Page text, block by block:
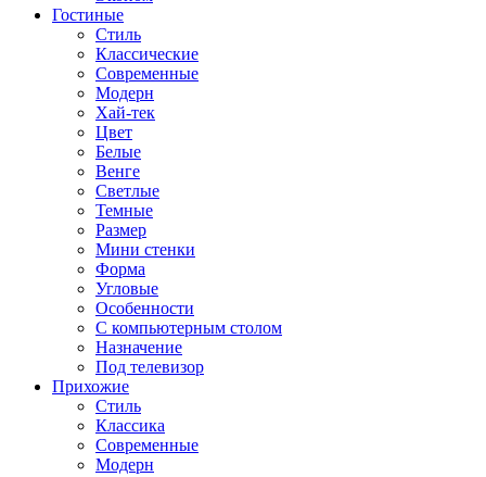
Гостиные
Стиль
Классические
Современные
Модерн
Хай-тек
Цвет
Белые
Венге
Светлые
Темные
Размер
Мини стенки
Форма
Угловые
Особенности
С компьютерным столом
Назначение
Под телевизор
Прихожие
Стиль
Классика
Современные
Модерн